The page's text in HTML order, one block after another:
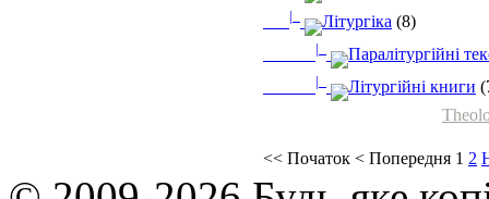
<< Початок < Попередня 1 2
|_ Літургіка (8)
|_ Паралітургійні
|_ Літургійні книги